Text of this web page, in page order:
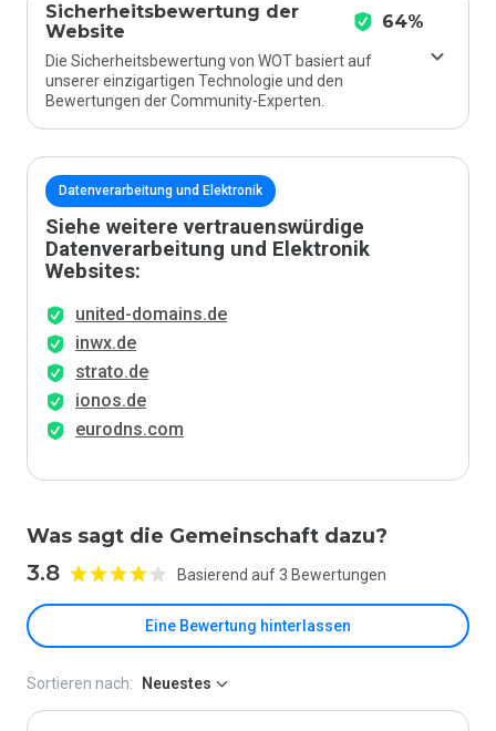
Sicherheitsbewertung der
Website
64%
Die Sicherheitsbewertung von WOT basiert auf
unserer einzigartigen Technologie und den
Bewertungen der Community-Experten.
Datenverarbeitung und Elektronik
Siehe weitere vertrauenswürdige
Datenverarbeitung und Elektronik
Websites:
united-domains.de
inwx.de
strato.de
ionos.de
eurodns.com
Was sagt die Gemeinschaft dazu?
3.8 Basierend auf 3 Bewertungen
Eine Bewertung hinterlassen
Sortieren nach: Neuestes